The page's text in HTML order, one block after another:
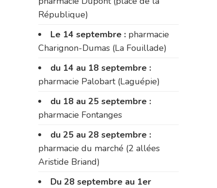
République)
Le 14 septembre : pharmacie
Charignon-Dumas (La Fouillade)
du 14 au 18 septembre :
pharmacie Palobart (Laguépie)
du 18 au 25 septembre :
pharmacie Fontanges
du 25 au 28 septembre :
pharmacie du marché (2 allées
Aristide Briand)
Du 28 septembre au 1er